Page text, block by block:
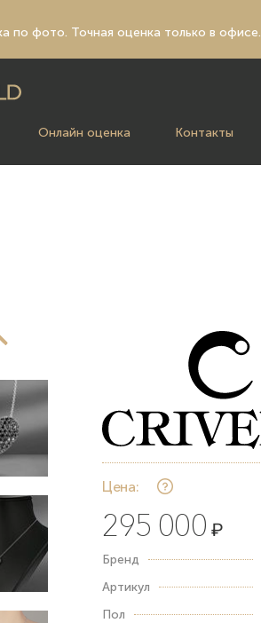
по фото. Точная оценка только в офисе.
Онлайн оценка Контакты
Цена:
295 000 ₽
Бренд
Артикул
Пол